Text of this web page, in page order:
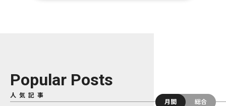
Popular Posts
人気記事
月間
総合